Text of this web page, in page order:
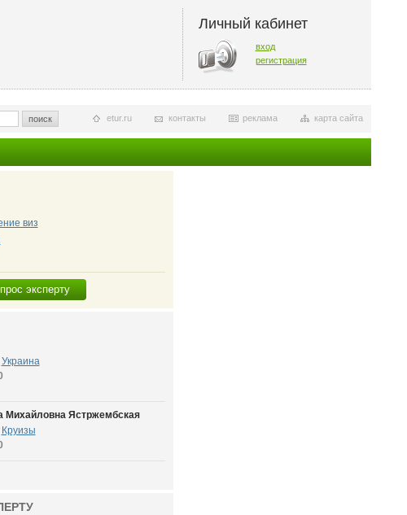
Личный кабинет
вход
регистрация
поиск карта сайта
реклама
контакты
etur.ru
виз
эксперту
Украина
Михайловна Ястржембская
Круизы